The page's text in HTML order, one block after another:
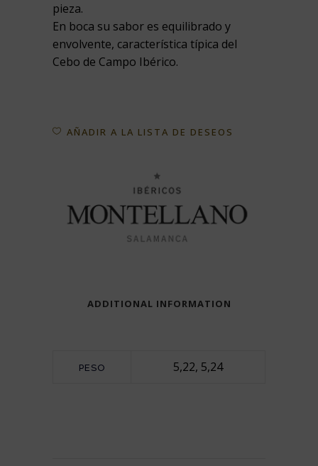
pieza.
En boca su sabor es equilibrado y
envolvente, característica típica del
Cebo de Campo Ibérico.
AÑADIR A LA LISTA DE DESEOS
ADDITIONAL INFORMATION
PESO 5,22, 5,24